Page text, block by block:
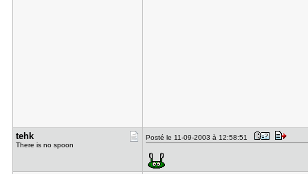
tehk
There is no spoon
Posté le 11-09-2003 à 12:58:51